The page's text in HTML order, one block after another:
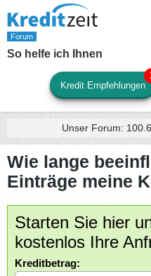
So helfe ich Ihnen
Kredit Empfehlungen
Unser Forum:
Wie lange
Einträge meine
Starten Sie hier
kostenlos Ihre
Kreditbetrag: